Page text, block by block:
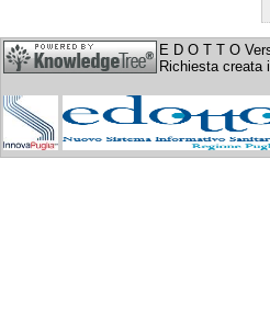
E D O T T O
Richiesta creata